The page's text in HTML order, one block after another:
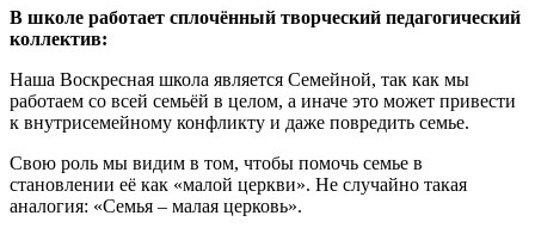
В школе работает сплочённый творческий педагогический
коллектив:
Наша Воскресная школа является Семейной, так как мы
работаем со всей семьёй в целом, а иначе это может привести
к внутрисемейному конфликту и даже повредить семье.
Свою роль мы видим в том, чтобы помочь семье в
становлении её как «малой церкви». Не случайно такая
аналогия: «Семья – малая церковь».